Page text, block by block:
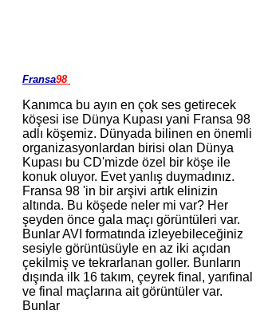
Fransa98
Kanımca bu ayın en çok ses getirecek
köşesi ise Dünya Kupası yani Fransa 98
adlı köşemiz. Dünyada bilinen en önemli
organizasyonlardan birisi olan Dünya
Kupası bu CD'mizde özel bir köşe ile
konuk oluyor. Evet yanlış duymadınız.
Fransa 98 'in bir arşivi artık elinizin
altında. Bu köşede neler mi var? Her
şeyden önce gala maçı görüntüleri var.
Bunlar AVI formatında izleyebileceğiniz
sesiyle görüntüsüyle en az iki açıdan
çekilmiş ve tekrarlanan goller. Bunların
dışında ilk 16 takım, çeyrek final, yarıfinal
ve final maçlarına ait görüntüler var.
Bunlar